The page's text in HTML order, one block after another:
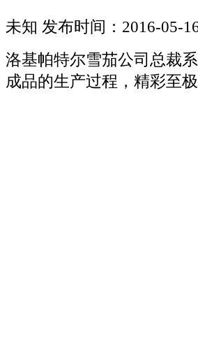
未知 发布时间： 2016-05-
洛基帕特尔雪茄公司总裁
成品的生产过程，精彩至